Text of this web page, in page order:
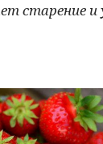
старение